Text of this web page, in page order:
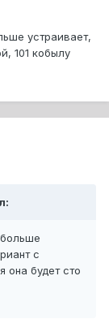
устраивает,
101 кобылу
с
она будет сто